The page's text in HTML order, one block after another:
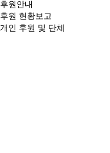
후원안내
후원 현황보고
개인 후원 및 단체